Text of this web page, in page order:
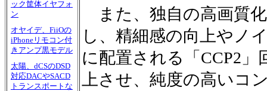
ック筐体イヤフォ
ン
オヤイデ、FiiOの
iPhoneリモコン付
きアンプ黒モデル
太陽、dCSのDSD
対応DACやSACD
トランスポートな
また、独自の高画質
し、精細感の向上やノ
に配置される「CCP2
上させ、純度の高いコ